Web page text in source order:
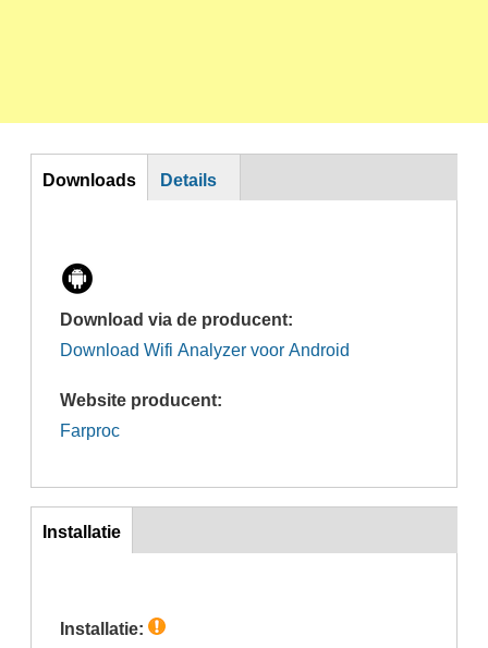
Horizontal Tabs
Downloads Details
Download via de producent:
Download Wifi Analyzer voor Android
Website producent:
Farproc
inst
Installatie
Installatie: